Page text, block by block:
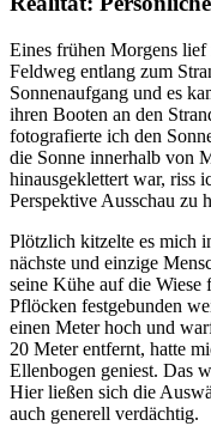
Eines frühen Morgens
Feldweg entlang zum
Sonnenaufgang und es
ihren Booten an den
fotografierte ich den
die Sonne innerhalb von
hinausgeklettert war, riss
Perspektive Ausschau zu
Plötzlich kitzelte es mich
nächste und einzige
seine Kühe auf die Wiese
Pflöcken festgebunden
einen Meter hoch und
20 Meter entfernt, hatte
Ellenbogen geniest. Das
Hier ließen sich die
auch generell verdächtig.